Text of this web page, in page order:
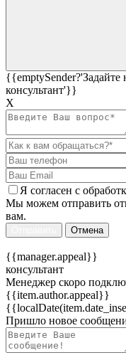
консультант'}}
Х
Я согласен c
Мы можем отправить
вам.
Отмена
{{manager.appeal}}
консультант
Менеджер скоро
{{item.author.appeal}}
Пришло новое